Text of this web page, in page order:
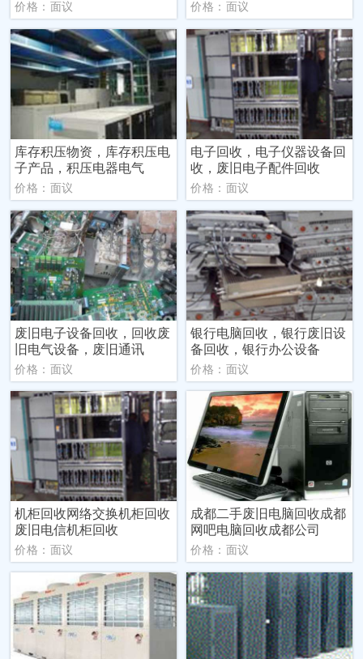
价格：面议 价格：面议
库存积压物资，库存积压电
子产品，积压电器电气
价格：面议
电子回收，电子仪器设备回
收，废旧电子配件回收
价格：面议
废旧电子设备回收，回收废
旧电气设备，废旧通讯
价格：面议
银行电脑回收，银行废旧设
备回收，银行办公设备
价格：面议
机柜回收网络交换机柜回收
废旧电信机柜回收
价格：面议
成都二手废旧电脑回收成都
网吧电脑回收成都公司
价格：面议